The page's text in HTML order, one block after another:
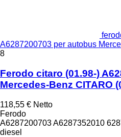
A6287200703 per autobus
8
Ferodo citaro (01.98-)
Mercedes-Benz CITARO
118,55 € Netto
Ferodo
A6287200703 A6287352010
diesel